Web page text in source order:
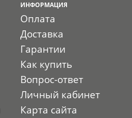
ИНФОРМАЦИЯ
Оплата
Доставка
Гарантии
Как купить
Вопрос-ответ
Личный кабинет
Карта сайта